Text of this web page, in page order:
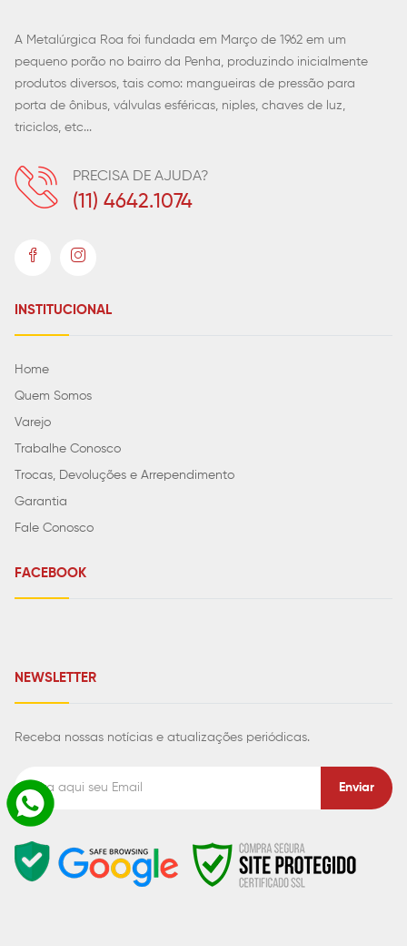
A Metalúrgica Roa foi fundada em Março de 1962 em um
pequeno porão no bairro da Penha, produzindo inicialmente
produtos diversos, tais como: mangueiras de pressão para
porta de ônibus, válvulas esféricas, niples, chaves de luz,
triciclos, etc...
PRECISA DE AJUDA?
(11) 4642.1074
INSTITUCIONAL
Home
Quem Somos
Varejo
Trabalhe Conosco
Trocas, Devoluções e Arrependimento
Garantia
Fale Conosco
FACEBOOK
NEWSLETTER
Receba nossas notícias e atualizações periódicas.
Enviar